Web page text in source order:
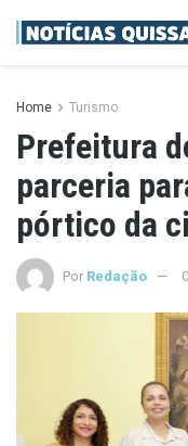
Home Turismo
Prefeitura
parceria
pórtico da
Por Redação